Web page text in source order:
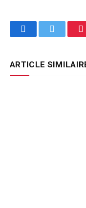
FacebookTwitter
ARTICLE